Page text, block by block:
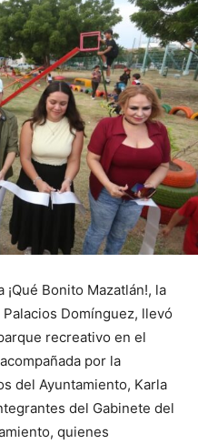
Bonito Mazatlán!, la
Domínguez, llevó
recreativo en el
por la
del Ayuntamiento, Karla
del Gabinete del
quienes